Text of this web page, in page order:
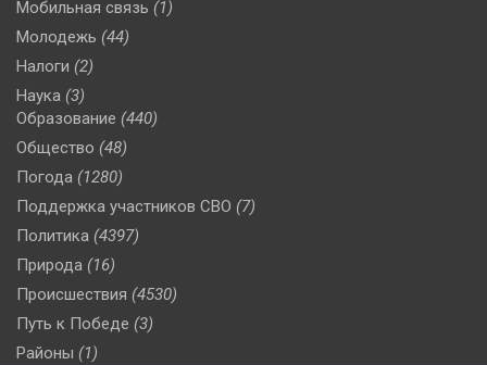
Мобильная связь (1)
Молодежь (44)
Налоги (2)
Наука (3)
Образование (440)
Общество (48)
Погода (1280)
Поддержка участников СВО (7)
Политика (4397)
Природа (16)
Происшествия (4530)
Путь к Победе (3)
Районы (1)